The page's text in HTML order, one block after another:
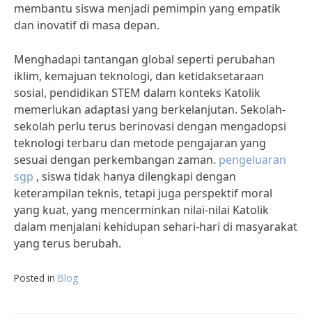
membantu siswa menjadi pemimpin yang empatik
dan inovatif di masa depan.
Menghadapi tantangan global seperti perubahan
iklim, kemajuan teknologi, dan ketidaksetaraan
sosial, pendidikan STEM dalam konteks Katolik
memerlukan adaptasi yang berkelanjutan. Sekolah-
sekolah perlu terus berinovasi dengan mengadopsi
teknologi terbaru dan metode pengajaran yang
sesuai dengan perkembangan zaman. pengeluaran
sgp , siswa tidak hanya dilengkapi dengan
keterampilan teknis, tetapi juga perspektif moral
yang kuat, yang mencerminkan nilai-nilai Katolik
dalam menjalani kehidupan sehari-hari di masyarakat
yang terus berubah.
Posted in Blog